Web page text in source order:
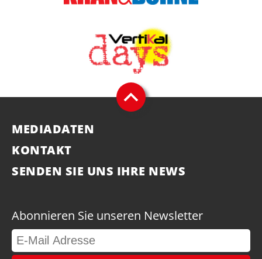
MEDIADATEN
KONTAKT
SENDEN SIE UNS IHRE NEWS
Abonnieren Sie unseren Newsletter